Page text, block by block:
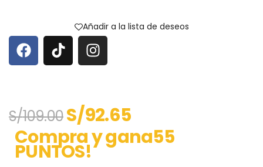
Añadir a la lista de deseos
S/109.00S/92.65
Compra y gana55
PUNTOS!